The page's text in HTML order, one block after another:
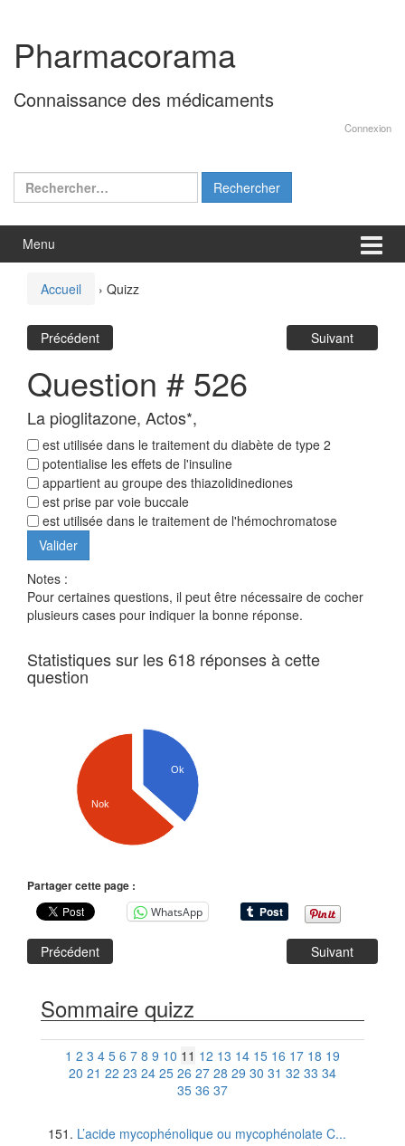
contenu
menu
principal
Pharmacorama
Connaissance des médicaments
Connexion
Rechercher :
Menu
Accueil › Quizz
Précédent Suivant
Question # 526
La pioglitazone, Actos*,
est utilisée dans le traitement du diabète de type 2
potentialise les effets de l'insuline
appartient au groupe des thiazolidinediones
est prise par voie buccale
est utilisée dans le traitement de l'hémochromatose
Notes :
Pour certaines questions, il peut être nécessaire de cocher
plusieurs cases pour indiquer la bonne réponse.
Statistiques sur les 618 réponses à cette
question
Ok
Nok
Partager cette page :
WhatsApp
Précédent Suivant
Sommaire quizz
1 2 3 4 5 6 7 8 9 10 11 12 13 14 15 16 17 18 19
20 21 22 23 24 25 26 27 28 29 30 31 32 33 34
35 36 37
L’acide mycophénolique ou mycophénolate C...